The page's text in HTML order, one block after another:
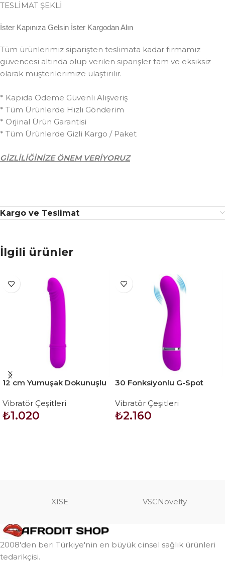
TESLİMAT ŞEKLİ
İster Kapınıza Gelsin İster Kargodan Alın
Tüm ürünlerimiz siparişten teslimata kadar firmamız
güvencesi altında olup verilen siparişler tam ve eksiksiz
olarak müşterilerimize ulaştırılır.
* Kapıda Ödeme Güvenli Alışveriş
* Tüm Ürünlerde Hızlı Gönderim
* Orjinal Ürün Garantisi
* Tüm Ürünlerde Gizli Kargo / Paket
GİZLİLİĞİNİZE ÖNEM VERİYORUZ
Kargo ve Teslimat
İlgili ürünler
12 cm Yumuşak Dokunuşlu
Vibratör Çeşitleri
₺1.020
30 Fonksiyonlu G-Spot
Vibratör Dildo – Cvelyn
Vibratör Çeşitleri
₺2.160
XISE VSCNovelty
2008'den beri Türkiye'nin en büyük cinsel sağlık ürünleri
tedarikçisi.